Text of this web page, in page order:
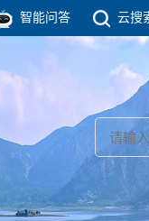
智能问答 云搜
理性法治 公开